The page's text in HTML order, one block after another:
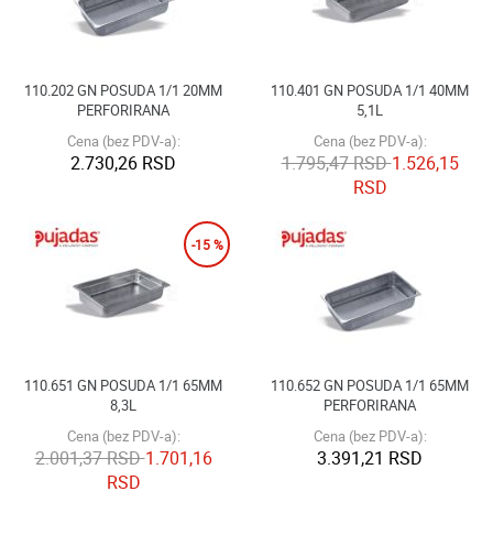
110.202 GN POSUDA 1/1 20MM
PERFORIRANA
Cena (bez PDV-a):
2.730,26 RSD
110.401 GN POSUDA 1/1 40MM
5,1L
Cena (bez PDV-a):
1.795,47 RSD1.526,15
RSD
-15 %
110.651 GN POSUDA 1/1 65MM
8,3L
Cena (bez PDV-a):
2.001,37 RSD1.701,16
RSD
110.652 GN POSUDA 1/1 65MM
PERFORIRANA
Cena (bez PDV-a):
3.391,21 RSD